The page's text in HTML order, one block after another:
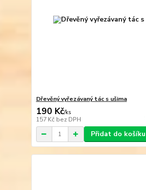
Dřevěný vyřezávaný tác s ušima
190 Kč/ks
157 Kč bez DPH
Přidat do košíku